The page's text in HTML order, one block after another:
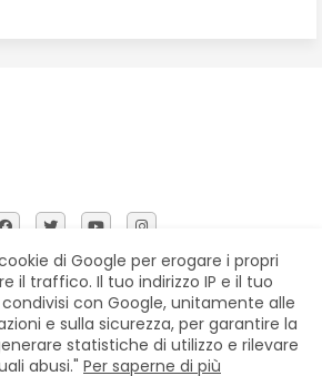
Contatti
Privacy Policy
Segnalazioni
Copyright © Fattitaliani
di Google per erogare i propri
il traffico. Il tuo indirizzo IP e il tuo
con Google, unitamente alle
e sulla sicurezza, per garantire la
statistiche di utilizzo e rilevare
abusi." Per saperne di più